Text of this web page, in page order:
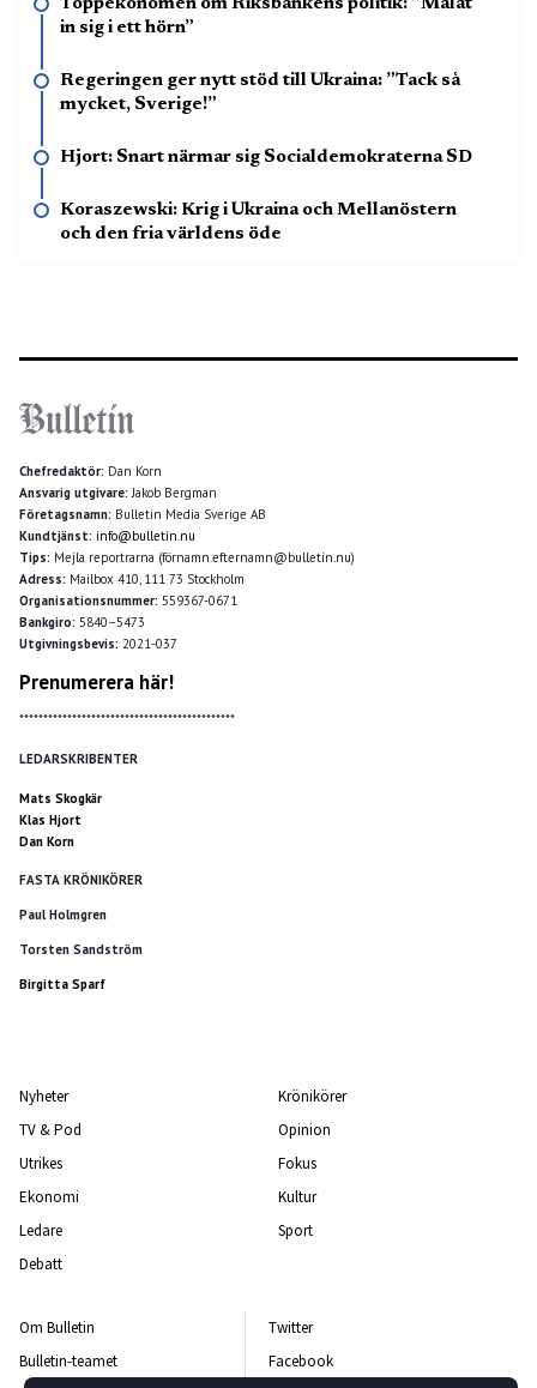
Toppekonomen om Riksbankens politik: ”Målat
in sig i ett hörn”
Regeringen ger nytt stöd till Ukraina: ”Tack så
mycket, Sverige!”
Hjort: Snart närmar sig Socialdemokraterna SD
Koraszewski: Krig i Ukraina och Mellanöstern
och den fria världens öde
Chefredaktör: Dan Korn
Ansvarig utgivare:Jakob Bergman
Företagsnamn: Bulletin Media Sverige AB
Kundtjänst: info@bulletin.nu
Tips: Mejla reportrarna (förnamn.efternamn@bulletin.nu)
Adress: Mailbox 410, 111 73 Stockholm
Organisationsnummer: 559367-0671
Bankgiro: 5840–5473
Utgivningsbevis: 2021-037
Prenumerera här!
*********************************************
LEDARSKRIBENTER
Mats Skogkär
Klas Hjort
Dan Korn
FASTA KRÖNIKÖRER
Paul Holmgren
Torsten Sandström
Birgitta Sparf
Nyheter
TV & Pod
Utrikes
Ekonomi
Ledare
Debatt
Krönikörer
Opinion
Fokus
Kultur
Sport
Om Bulletin
Bulletin-teamet
Twitter
Facebook